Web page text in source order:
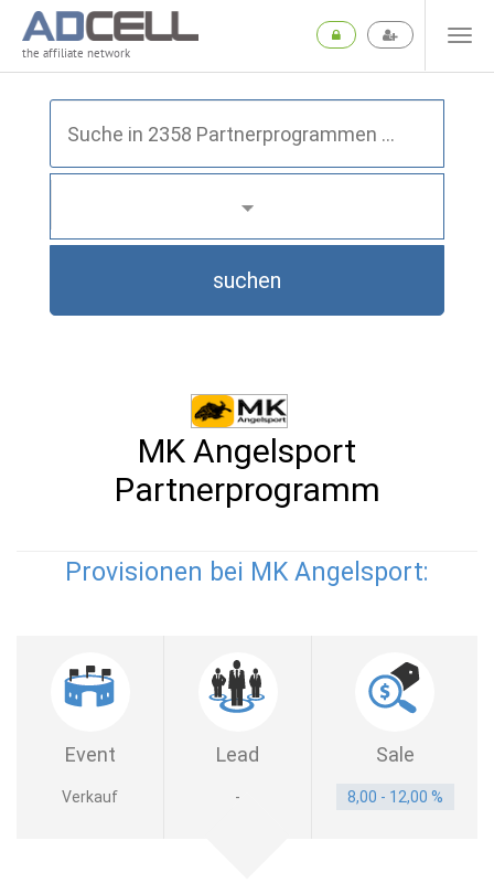
the affiliate network
suchen
MK Angelsport
Partnerprogramm
Provisionen bei MK Angelsport:
Event Lead Sale
Verkauf - 8,00 - 12,00 %